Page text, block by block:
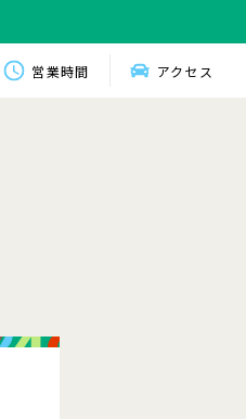
営業時間 アクセス